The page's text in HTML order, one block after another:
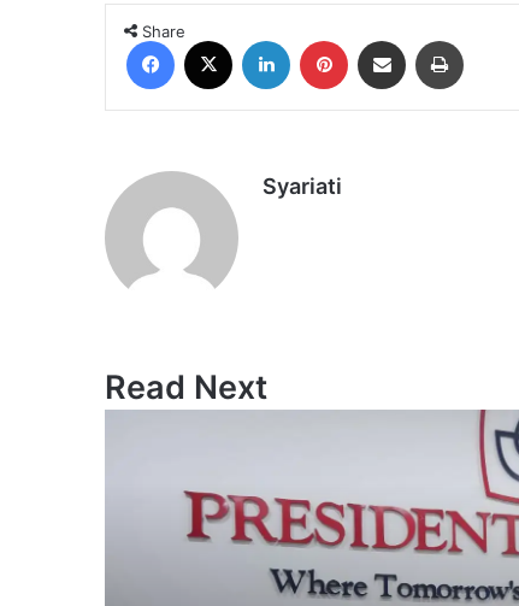
ShareFacebook LinkedIn Pinterest Share via Email
Syariati
Read Next